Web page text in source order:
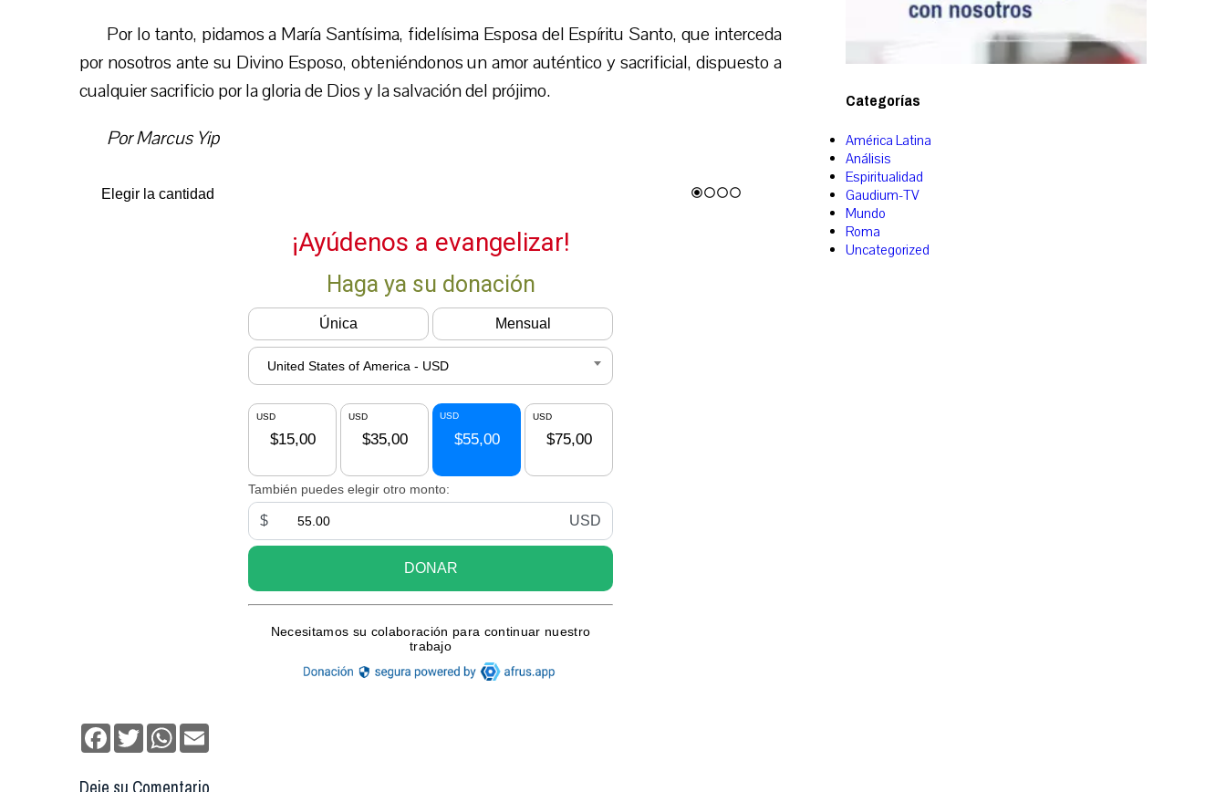
Por lo tanto, pidamos a María Santísima, fidelísima Esposa del Espíritu Santo, que interceda
por nosotros ante su Divino Esposo, obteniéndonos un amor auténtico y sacrificial, dispuesto a
cualquier sacrificio por la gloria de Dios y la salvación del prójimo.
Por Marcus Yip
Facebook
TwitterWhatsApp
Categorías
América Latina
Análisis
Espiritualidad
Gaudium-TV
Mundo
Roma
Uncategorized